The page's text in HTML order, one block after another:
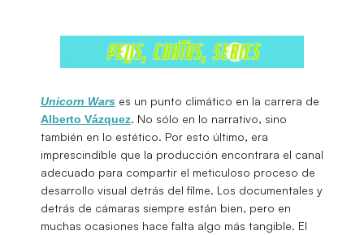
Unicorn Wars es un punto climático en la carrera de
Alberto Vázquez. No sólo en lo narrativo, sino
también en lo estético. Por esto último, era
imprescindible que la producción encontrara el canal
adecuado para compartir el meticuloso proceso de
desarrollo visual detrás del filme. Los documentales y
detrás de cámaras siempre están bien, pero en
muchas ocasiones hace falta algo más tangible. El